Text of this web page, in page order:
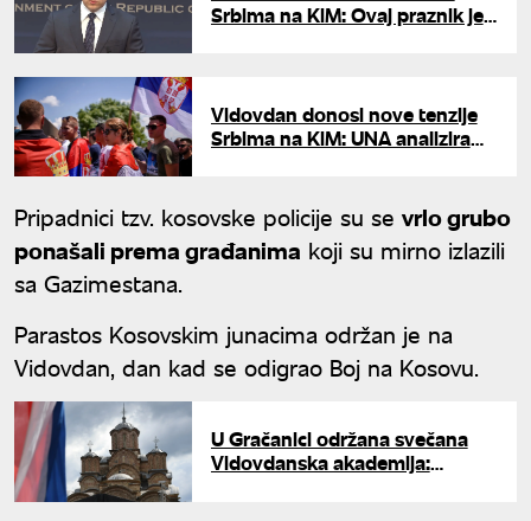
Srbima na KiM: Ovaj praznik je
Vidovdan donosi nove tenzije
Srbima na KiM: UNA analizira
Pripadnici tzv. kosovske policije su se vrlo grubo
ponašali prema građanima koji su mirno izlazili
sa Gazimestana.
Parastos Kosovskim junacima održan je na
Vidovdan, dan kad se odigrao Boj na Kosovu.
U Gračanici održana svečana
Vidovdanska akademija: